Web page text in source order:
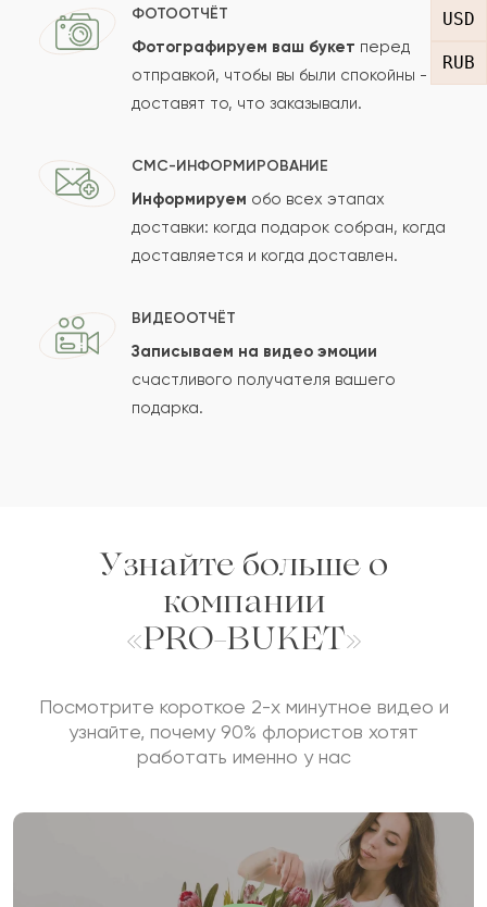
USD
RUB
Отзыв
Сколько будет
Отзыв будет опубликован после проверки.
Проверяем на спам.
ФОТООТЧЁТ
Фотографируем ваш букет перед
отправкой, чтобы вы были спокойны -
доставят то, что заказывали.
СМС-ИНФОРМИРОВАНИЕ
Информируем обо всех этапах
доставки: когда подарок собран, когда
доставляется и когда доставлен.
ВИДЕООТЧЁТ
Записываем на видео эмоции
счастливого получателя вашего
подарка.
Узнайте больше о
компании
«PRO-BUKET»
Посмотрите короткое 2-х минутное видео и
узнайте, почему 90% флористов хотят
работать именно у нас